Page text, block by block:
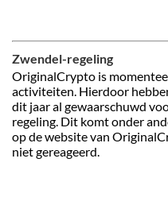
Zwendel-regeling
OriginalCrypto is
activiteiten. Hierdoor
dit jaar al gewaarschuwd
regeling. Dit komt onder
op de website van
niet gereageerd.